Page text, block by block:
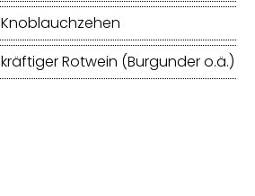
Knoblauchzehen
kräftiger Rotwein (Burgunder o.ä.)